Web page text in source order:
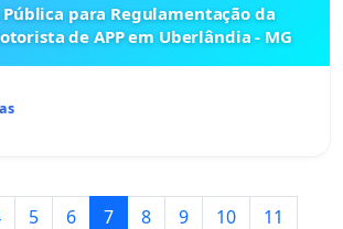
para Regulamentação da
de APP em Uberlândia - MG
5 6 7 8 9 10
11